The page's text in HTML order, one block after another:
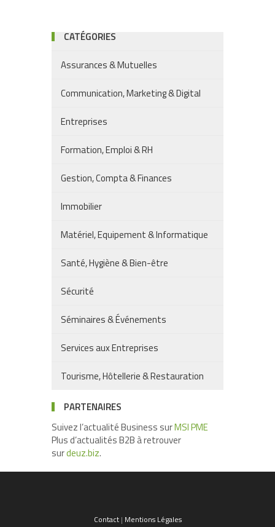
CATÉGORIES
Assurances & Mutuelles
Communication, Marketing & Digital
Entreprises
Formation, Emploi & RH
Gestion, Compta & Finances
Immobilier
Matériel, Equipement & Informatique
Santé, Hygiène & Bien-être
Sécurité
Séminaires & Événements
Services aux Entreprises
Tourisme, Hôtellerie & Restauration
PARTENAIRES
Suivez l’actualité Business surMSI PME
Plus d’actualités B2B à retrouver
surdeuz.biz.
Contact| Mentions Légales